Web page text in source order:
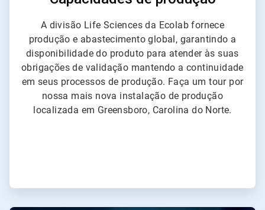
A divisão Life Sciences da Ecolab fornece
produção e abastecimento global, garantindo a
disponibilidade do produto para atender às suas
obrigações de validação mantendo a continuidade
em seus processos de produção. Faça um tour por
nossa mais nova instalação de produção
localizada em Greensboro, Carolina do Norte.